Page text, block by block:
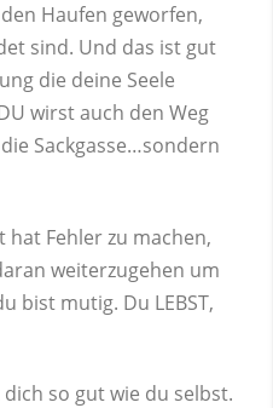
Haufen geworfen,
sind. Und das ist gut
die deine Seele
wirst auch den Weg
Sackgasse…sondern
hat Fehler zu machen,
weiterzugehen um
bist mutig. Du LEBST,
so gut wie du selbst.